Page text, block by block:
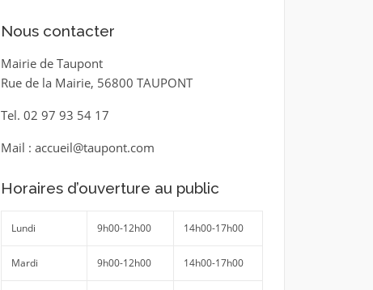
Nous contacter
Mairie de Taupont
Rue de la Mairie, 56800 TAUPONT
Tel. 02 97 93 54 17
Mail : accueil@taupont.com
Horaires d’ouverture au public
Lundi 9h00-12h00 14h00-17h00
Mardi 9h00-12h00 14h00-17h00